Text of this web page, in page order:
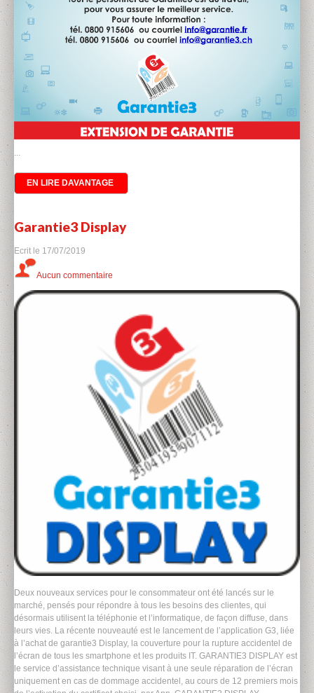
EN LIRE DAVANTAGE
Garantie3 Display
Ecrit le 17/07/2019
Aucun commentaire
Deux nouveaux services pour le consommateur ont été lancés sur le
marché, pensés pour répondre à tous les besoins des clientes, qui
désormais utilisent la téléphonie et l’informatique, de façon diffuse, dans
leurs vies. La récente nouveauté est le lancement de l’application G3, liée
à l’achat de garantie3 Display, la couverture pour la rupture accidentel de
l’écran de tous les smartphone et les produits IT. GARANTIE3 DISPLAY est
le service d’assistance technique visant à une seule réparation de l’écran
uniquement en cas de dommage accidentel, au cours de 12 premiers mois